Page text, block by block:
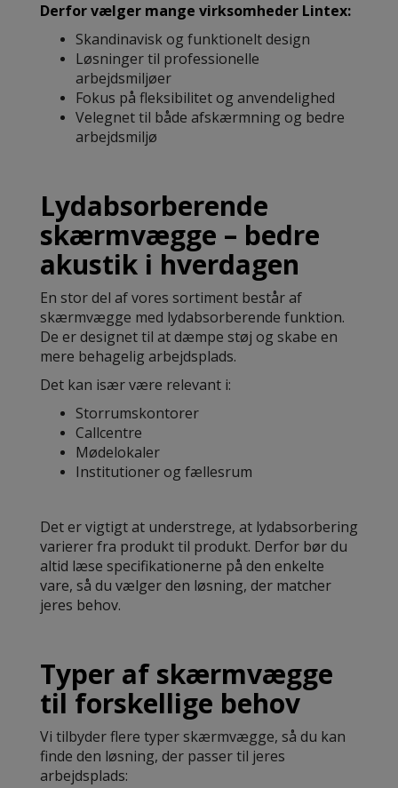
Derfor vælger mange virksomheder Lintex:
Skandinavisk og funktionelt design
Løsninger til professionelle
arbejdsmiljøer
Fokus på fleksibilitet og anvendelighed
Velegnet til både afskærmning og bedre
arbejdsmiljø
Lydabsorberende
skærmvægge – bedre
akustik i hverdagen
En stor del af vores sortiment består af
skærmvægge med lydabsorberende funktion.
De er designet til at dæmpe støj og skabe en
mere behagelig arbejdsplads.
Det kan især være relevant i:
Storrumskontorer
Callcentre
Mødelokaler
Institutioner og fællesrum
Det er vigtigt at understrege, at lydabsorbering
varierer fra produkt til produkt. Derfor bør du
altid læse specifikationerne på den enkelte
vare, så du vælger den løsning, der matcher
jeres behov.
Typer af skærmvægge
til forskellige behov
Vi tilbyder flere typer skærmvægge, så du kan
finde den løsning, der passer til jeres
arbejdsplads: